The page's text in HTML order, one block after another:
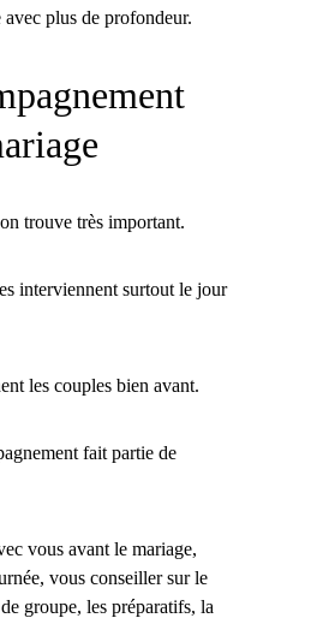
plus de profondeur.
trouve très important.
interviennent surtout le jour
les couples bien avant.
fait partie de
vous avant le mariage,
vous conseiller sur le
groupe, les préparatifs, la